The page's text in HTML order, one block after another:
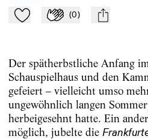
Zu Mein-TdZ hinzufügen
Applaudieren
(0) mail
Der spätherbstliche Anfang
Schauspielhaus und den
gefeiert – vielleicht umso
ungewöhnlich langen
herbeigesehnt hatte. Ein
möglich, jubelte die